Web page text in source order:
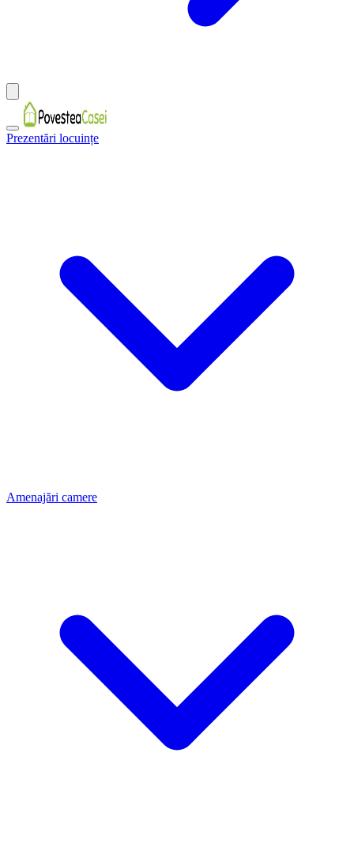
Prezentări locuințe
Amenajări camere